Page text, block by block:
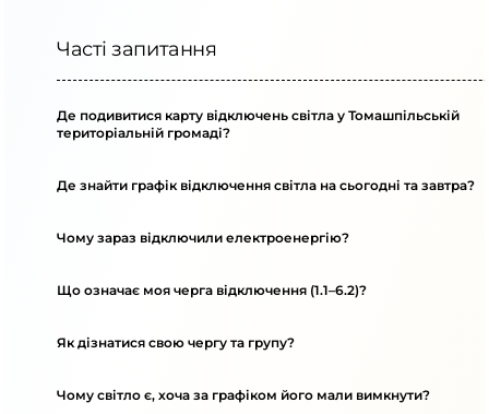
Часті запитання
Де подивитися карту відключень світла у Томашпільській
територіальній громаді?
Де знайти графік відключення світла на сьогодні та завтра?
Чому зараз відключили електроенергію?
Що означає моя черга відключення (1.1–6.2)?
Як дізнатися свою чергу та групу?
Чому світло є, хоча за графіком його мали вимкнути?